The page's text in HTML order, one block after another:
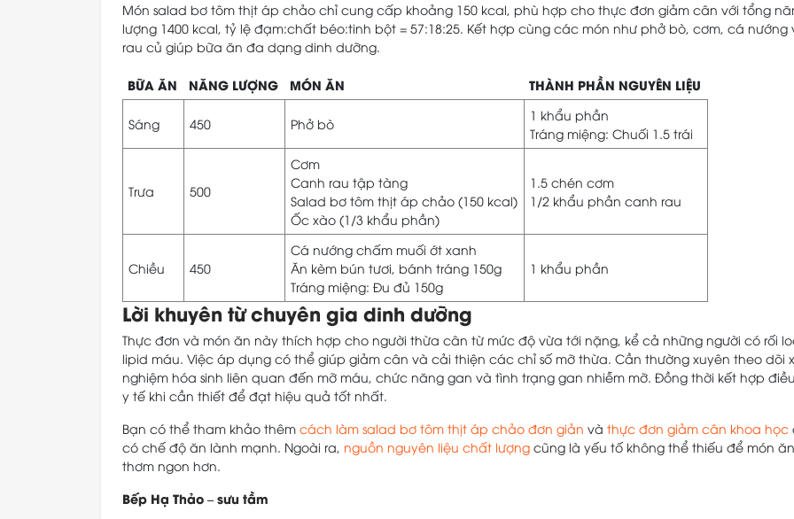
Món salad bơ tôm thịt áp chảo chỉ cung cấp khoảng 150 kcal, phù hợp cho thực đơn giảm cân với tổng
lượng 1400 kcal, tỷ lệ đạm:chất béo:tinh bột = 57:18:25. Kết hợp cùng các món như phở bò, cơm, cá nướng
rau củ giúp bữa ăn đa dạng dinh dưỡng.
BỮA ĂN NĂNG LƯỢNG MÓN ĂN THÀNH PHẦN NGUYÊN LIỆU
Sáng 450 Phở bò
1 khẩu phần
Tráng miệng: Chuối 1.5 trái
Trưa 500
Cơm
Canh rau tập tàng
Salad bơ tôm thịt áp chảo (150 kcal)
Ốc xào (1/3 khẩu phần)
1.5 chén cơm
1/2 khẩu phần canh rau
Chiều 450
Cá nướng chấm muối ớt xanh
Ăn kèm bún tươi, bánh tráng 150g
Tráng miệng: Đu đủ 150g
1 khẩu phần
Lời khuyên từ chuyên gia dinh dưỡng
Thực đơn và món ăn này thích hợp cho người thừa cân từ mức độ vừa tới nặng, kể cả những người có rối
lipid máu. Việc áp dụng có thể giúp giảm cân và cải thiện các chỉ số mỡ thừa. Cần thường xuyên theo dõi
nghiệm hóa sinh liên quan đến mỡ máu, chức năng gan và tình trạng gan nhiễm mỡ. Đồng thời kết hợp
y tế khi cần thiết để đạt hiệu quả tốt nhất.
Bạn có thể tham khảo thêm cách làm salad bơ tôm thịt áp chảo đơn giản và thực đơn giảm cân khoa học
có chế độ ăn lành mạnh. Ngoài ra, nguồn nguyên liệu chất lượng cũng là yếu tố không thể thiếu để món ăn
thơm ngon hơn.
Bếp Hạ Thảo – sưu tầm